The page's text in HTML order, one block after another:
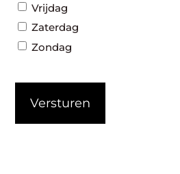
Vrijdag
Zaterdag
Zondag